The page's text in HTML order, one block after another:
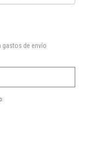
gastos de envío